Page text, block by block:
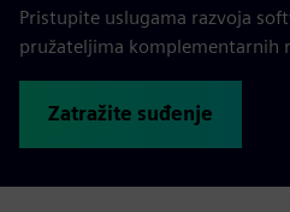
Pristupite uslugama razvoja
pružateljima komplementarnih
Zatražite suđenje